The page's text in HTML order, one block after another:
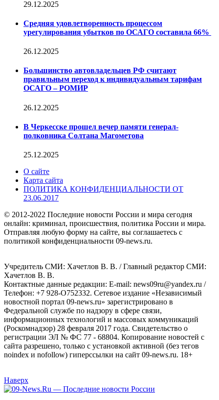
29.12.2025
Средняя удовлетворенность процессом
урегулирования убытков по ОСАГО составила 66%
26.12.2025
Большинство автовладельцев РФ считают
правильным переход к индивидуальным тарифам
ОСАГО – РОМИР
26.12.2025
В Черкесске прошел вечер памяти генерал-
полковника Солтана Магометова
25.12.2025
О сайте
Карта сайта
ПОЛИТИКА КОНФИДЕНЦИАЛЬНОСТИ ОТ
23.06.2017
© 2012-2022 Последние новости России и мира сегодня
онлайн: криминал, происшествия, политика России и мира.
Отправляя любую форму на сайте, вы соглашаетесь с
политикой конфиденциальности 09-news.ru.
Учредитель СМИ: Хaчeтлoв B. B. / Главный редактор СМИ:
Хaчeтлoв B. B.
Контактные данные редакции: E-mail: news09ru@yandex.ru /
Телефон: +7 928-O752332. Сетевое издание «Независимый
новостной портал 09-news.ru» зарегистрировано в
Федеральной службе по надзору в сфере связи,
информационных технологий и массовых коммуникаций
(Роскомнадзор) 28 февраля 2017 года. Свидетельство о
регистрации ЭЛ № ФС 77 - 68804. Копирование новостей с
сайта разрешено, только с установкой активной (без тегов
noindex и nofollow) гиперссылки на сайт 09-news.ru. 18+
Наверх